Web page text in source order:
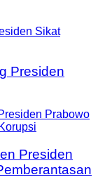
Presiden
Presiden